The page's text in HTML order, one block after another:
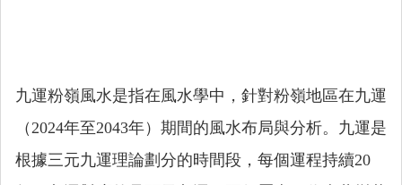
九運粉嶺風水是指在風水學中，針對粉嶺地區在九運
（2024年至2043年）期間的風水布局與分析。九運是
根據三元九運理論劃分的時間段，每個運程持續20